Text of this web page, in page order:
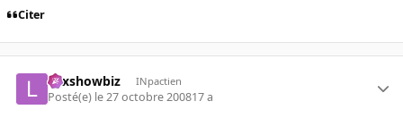
Citer
Lexshowbiz INpactien
Posté(e) le 27 octobre 200817 a